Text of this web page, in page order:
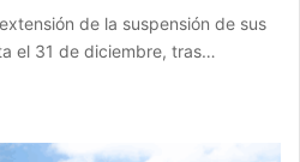
de la suspensión de sus
el 31 de diciembre, tras…